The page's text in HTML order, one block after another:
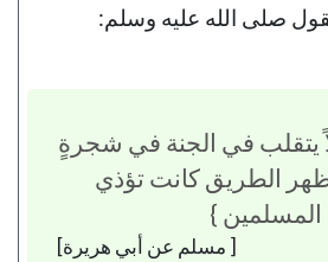
صلى الله عليه وسلم:
يتقلب في الجنة في شجرةٍ
الطريق كانت تؤذي
المسلمين }
[ مسلم عن أبي هريرة]